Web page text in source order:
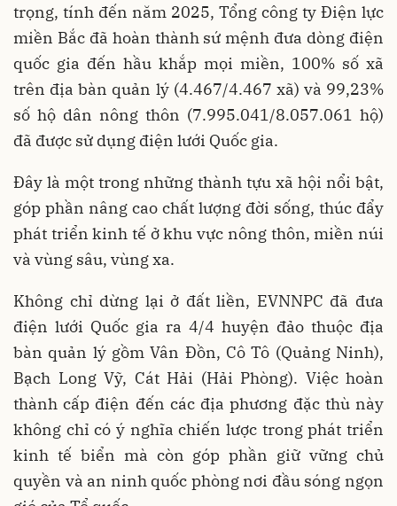
trọng, tính đến năm 2025, Tổng công ty Điện lực
miền Bắc đã hoàn thành sứ mệnh đưa dòng điện
quốc gia đến hầu khắp mọi miền, 100% số xã
trên địa bàn quản lý (4.467/4.467 xã) và 99,23%
số hộ dân nông thôn (7.995.041/8.057.061 hộ)
đã được sử dụng điện lưới Quốc gia.
Đây là một trong những thành tựu xã hội nổi bật,
góp phần nâng cao chất lượng đời sống, thúc đẩy
phát triển kinh tế ở khu vực nông thôn, miền núi
và vùng sâu, vùng xa.
Không chỉ dừng lại ở đất liền, EVNNPC đã đưa
điện lưới Quốc gia ra 4/4 huyện đảo thuộc địa
bàn quản lý gồm Vân Đồn, Cô Tô (Quảng Ninh),
Bạch Long Vỹ, Cát Hải (Hải Phòng). Việc hoàn
thành cấp điện đến các địa phương đặc thù này
không chỉ có ý nghĩa chiến lược trong phát triển
kinh tế biển mà còn góp phần giữ vững chủ
quyền và an ninh quốc phòng nơi đầu sóng ngọn